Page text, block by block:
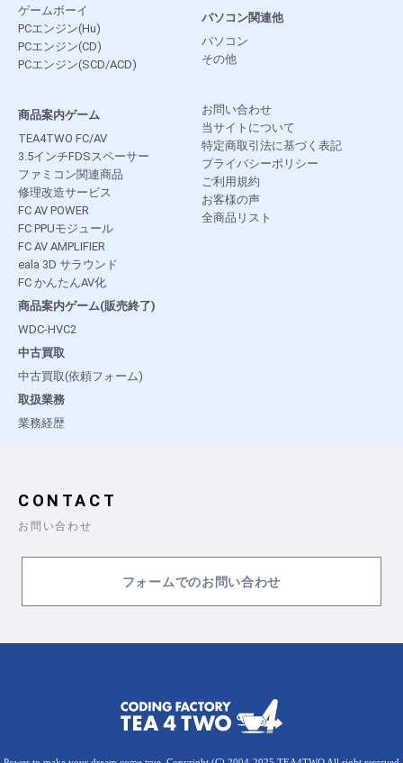
ゲームボーイ
PCエンジン(Hu)
PCエンジン(CD)
PCエンジン(SCD/ACD)
パソコン関連他
パソコン
その他
商品案内ゲーム
TEA4TWO FC/AV
3.5インチFDSスペーサー
ファミコン関連商品
修理改造サービス
FC AV POWER
FC PPUモジュール
FC AV AMPLIFIER
eala 3D サラウンド
FC かんたんAV化
商品案内ゲーム(販売終了)
WDC-HVC2
中古買取
中古買取(依頼フォーム)
取扱業務
業務経歴
お問い合わせ
当サイトについて
特定商取引法に基づく表記
プライバシーポリシー
ご利用規約
お客様の声
全商品リスト
CONTACT
お問い合わせ
フォームでのお問い合わせ